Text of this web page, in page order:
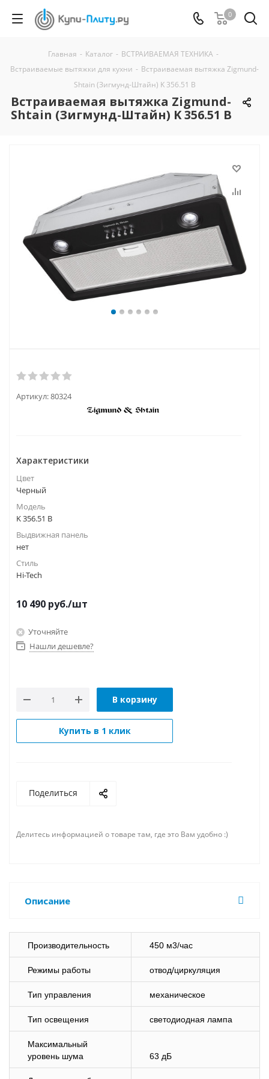
0
Главная - Каталог - ВСТРАИВАЕМАЯ ТЕХНИКА -
Встраиваемые вытяжки для кухни - Встраиваемая вытяжка Zigmund-
Shtain (Зигмунд-Штайн) K 356.51 B
Встраиваемая вытяжка Zigmund-
Shtain (Зигмунд-Штайн) K 356.51 B
Артикул:80324
Характеристики
Цвет
Черный
Модель
K 356.51 B
Выдвижная панель
нет
Стиль
Hi-Tech
10 490 руб./шт
Уточняйте
Нашли дешевле?
В корзину
Купить в 1 клик
Поделиться
Делитесь информацией о товаре там, где это Вам удобно :)
Описание
Производительность 450 м3/час
Режимы работы отвод/циркуляция
Тип управления механическое
Тип освещения светодиодная лампа
Максимальный
уровень шума
63 дБ